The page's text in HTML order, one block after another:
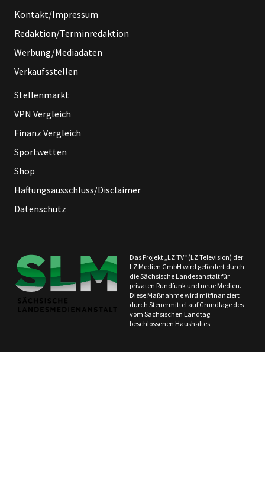
Kontakt/Impressum
Redaktion/Terminredaktion
Werbung/Mediadaten
Verkaufsstellen
Stellenmarkt
VPN Vergleich
Finanz Vergleich
Sportwetten
Shop
Haftungsausschluss/Disclaimer
Datenschutz
Das Projekt „LZ TV“ (LZ Television) der
LZ Medien GmbH wird gefördert durch
die Sächsische Landesanstalt für
privaten Rundfunk und neue Medien.
Diese Maßnahme wird mitfinanziert
durch Steuermittel auf Grundlage des
vom Sächsischen Landtag
beschlossenen Haushaltes.